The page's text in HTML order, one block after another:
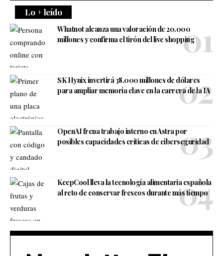
Lo + leído
Whatnot alcanza una valoración de 20.000
millones y confirma el tirón del live shopping
SK Hynix invertirá 38.000 millones de dólares
para ampliar memoria clave en la carrera de la IA
OpenAI frena trabajo interno en Astra por
posibles capacidades críticas de ciberseguridad
KeepCool lleva la tecnología alimentaria española
al reto de conservar frescos durante más tiempo